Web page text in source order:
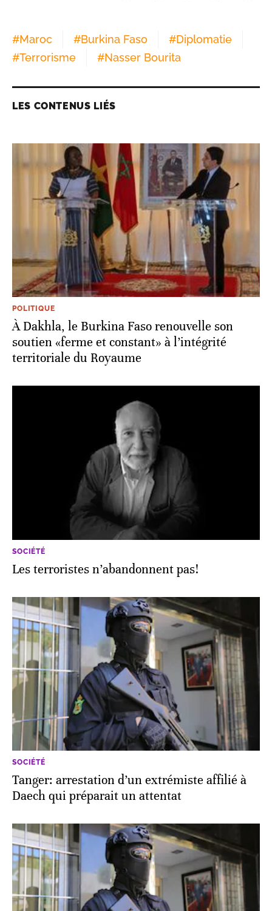
#Maroc #Burkina Faso #Diplomatie
#Terrorisme #Nasser Bourita
LES CONTENUS LIÉS
POLITIQUE
À Dakhla, le Burkina Faso renouvelle son
soutien «ferme et constant» à l’intégrité
territoriale du Royaume
SOCIÉTÉ
Les terroristes n’abandonnent pas!
SOCIÉTÉ
Tanger: arrestation d’un extrémiste affilié à
Daech qui préparait un attentat